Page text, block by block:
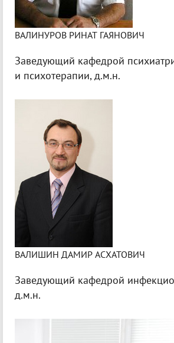
ВАЛИНУРОВ РИНАТ ГАЯНОВИЧ
Заведующий кафедрой
и психотерапии, д.м.н.
ВАЛИШИН ДАМИР АСХАТОВИЧ
Заведующий кафедрой
д.м.н.